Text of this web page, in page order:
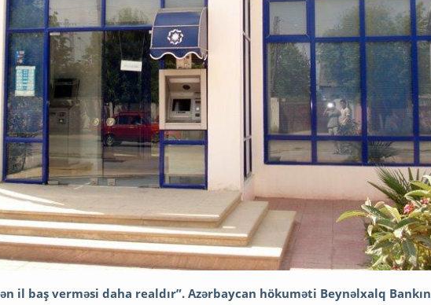
il baş verməsi daha realdır”. Azərbaycan hökuməti Beynəlxalq Bankın